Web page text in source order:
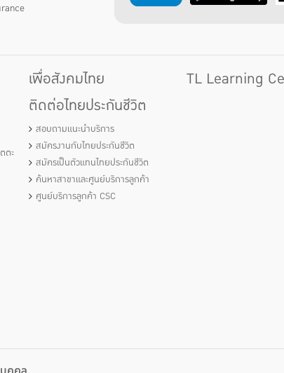
ตะ
เพื่อสังคมไทย
ติดต่อไทยประกันชีวิต
สอบถามแนะนำบริการ
สมัครงานกับไทยประกันชีวิต
สมัครเป็นตัวแทนไทยประกันชีวิต
ค้นหาสาขาและศูนย์บริการลูกค้า
ศูนย์บริการลูกค้า CSC
TL Learning